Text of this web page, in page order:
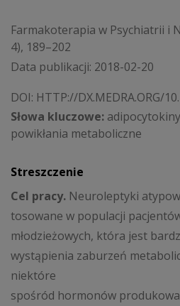
Farmakoterapia w Psychiatrii i
4), 189–202
Data publikacji: 2018-02-20
DOI: HTTP://DX.MEDRA.ORG/
Słowa kluczowe:
powikłania metaboliczne
Streszczenie
Cel pracy. Neuroleptyki
tosowane w populacji
młodzieżowych, która jest
wystąpienia zaburzeń
niektóre
spośród hormonów